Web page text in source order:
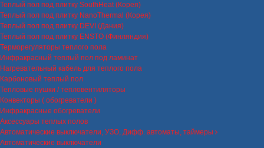
Теплый пол под плитку SouthHeat (Корея)
Теплый пол под плитку NanoThermal (Корея)
Теплый пол под плитку DEVI (Дания)
Теплый пол под плитку ENSTO (Финляндия)
Терморегуляторы теплого пола
Инфракрасный теплый пол под ламинат
Нагревательный кабель для теплого пола
Карбоновый теплый пол
Тепловые пушки / тепловентиляторы
Конвекторы ( обогреватели )
Инфракрасные обогреватели
Аксессуары теплых полов
Автоматические выключатели, УЗО, Дифф. автоматы, таймеры
Автоматические выключатели